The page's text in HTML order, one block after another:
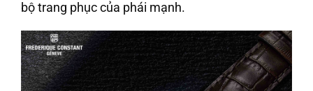
bộ trang phục của phái mạnh.